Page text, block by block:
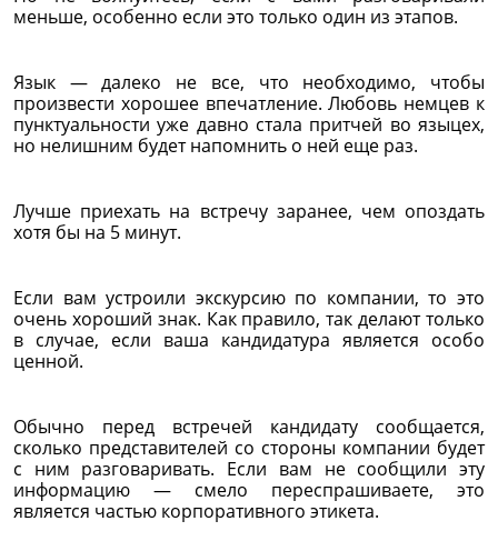
меньше, особенно если это только один из этапов.
Язык — далеко не все, что необходимо, чтобы
произвести хорошее впечатление. Любовь немцев к
пунктуальности уже давно стала притчей во языцех,
но нелишним будет напомнить о ней еще раз.
Лучше приехать на встречу заранее, чем опоздать
хотя бы на 5 минут.
Если вам устроили экскурсию по компании, то это
очень хороший знак. Как правило, так делают только
в случае, если ваша кандидатура является особо
ценной.
Обычно перед встречей кандидату сообщается,
сколько представителей со стороны компании будет
с ним разговаривать. Если вам не сообщили эту
информацию — смело переспрашиваете, это
является частью корпоративного этикета.